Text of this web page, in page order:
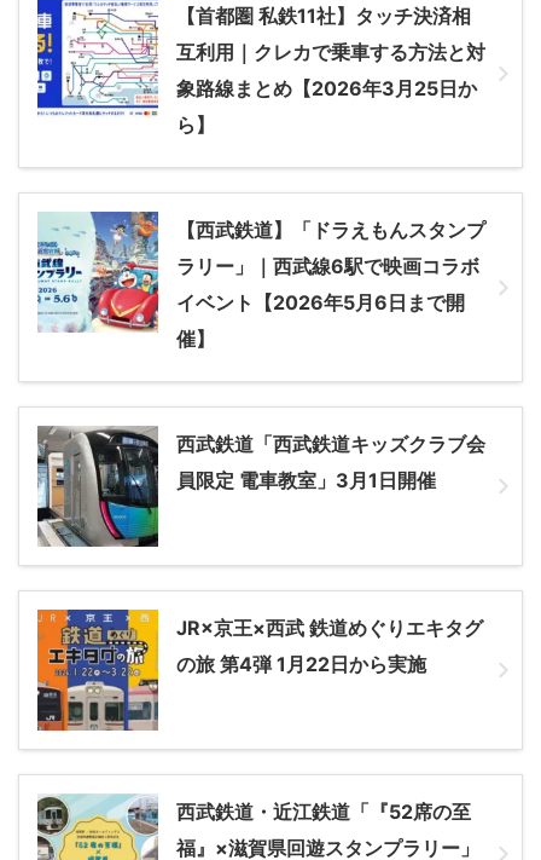
【首都圏 私鉄11社】タッチ決済相
互利用｜クレカで乗車する方法と対
象路線まとめ【2026年3月25日か
ら】
【西武鉄道】「ドラえもんスタンプ
ラリー」｜西武線6駅で映画コラボ
イベント【2026年5月6日まで開
催】
西武鉄道「西武鉄道キッズクラブ会
員限定 電車教室」3月1日開催
JR×京王×西武 鉄道めぐりエキタグ
の旅 第4弾 1月22日から実施
西武鉄道・近江鉄道「『52席の至
福』×滋賀県回遊スタンプラリー」